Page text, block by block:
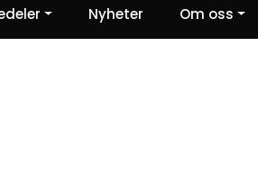
Nyheter Om oss